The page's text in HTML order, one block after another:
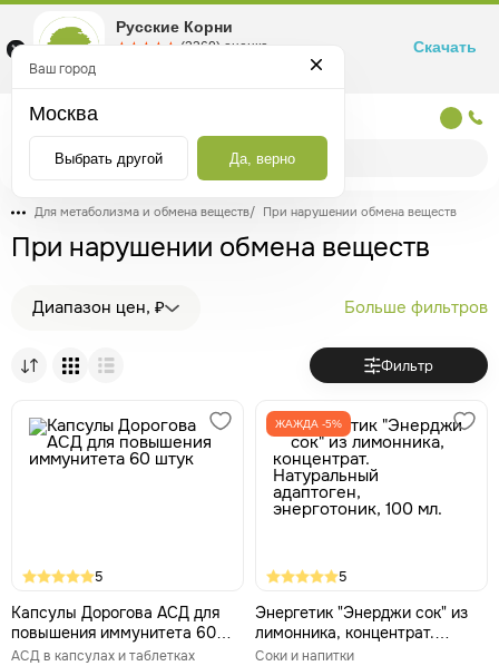
Для метаболизма и обмена веществ/ При нарушении обмена веществ
При нарушении обмена веществ
Диапазон цен, ₽ Больше фильтров
Фильтр
5
Капсулы Дорогова АСД для
повышения иммунитета 60
штук
АСД в капсулах и таблетках
ЖАЖДА -5%
5
Энергетик "Энерджи сок" из
лимонника, концентрат.
Натуральный адаптоген,
Соки и напитки
Ваш город
Москва
Выбрать другой Да, верно
Русские Корни
☆☆☆☆☆
★★★★★ (2360) оценка
Маркетплейс товаров для здоровья
Скачать